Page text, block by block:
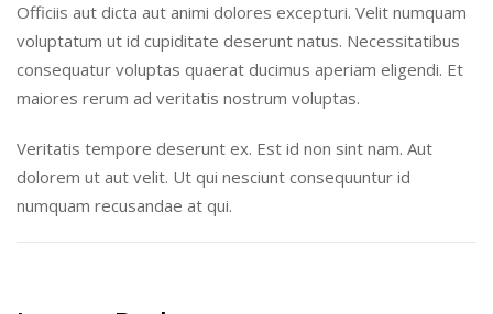
Officiis aut dicta aut animi dolores excepturi. Velit numquam
voluptatum ut id cupiditate deserunt natus. Necessitatibus
consequatur voluptas quaerat ducimus aperiam eligendi. Et
maiores rerum ad veritatis nostrum voluptas.
Veritatis tempore deserunt ex. Est id non sint nam. Aut
dolorem ut aut velit. Ut qui nesciunt consequuntur id
numquam recusandae at qui.